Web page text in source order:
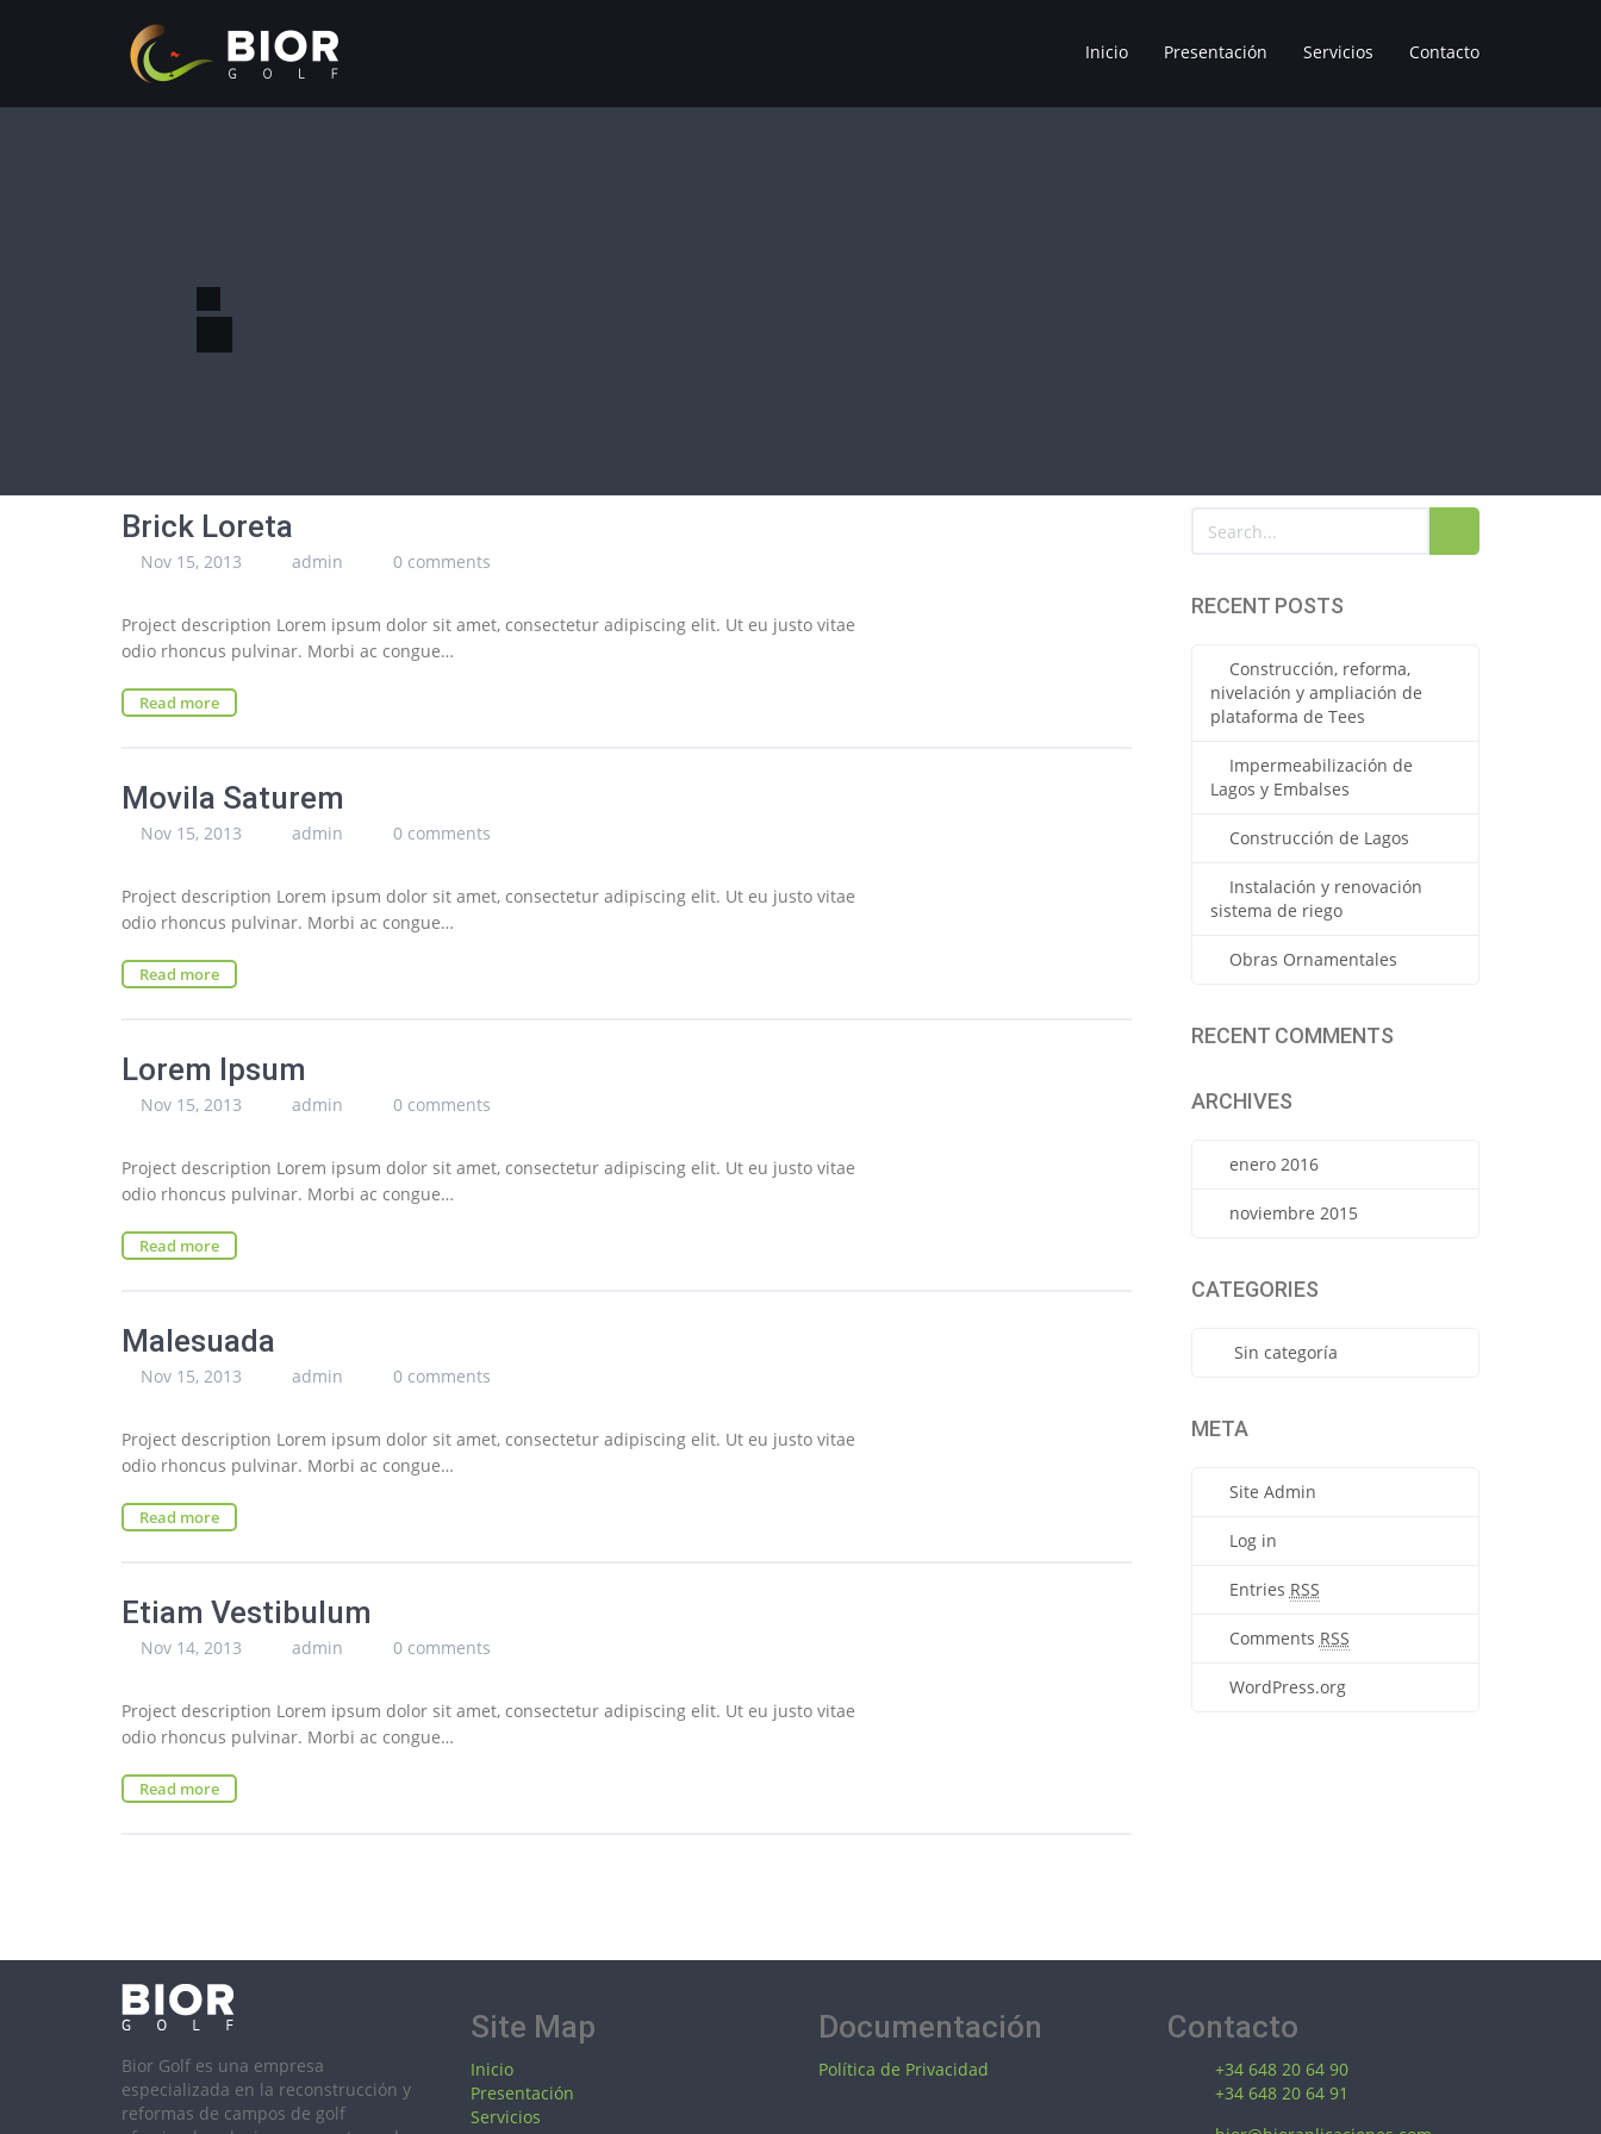
Inicio Presentación Servicios Contacto
RECENT POSTS
Construcción, reforma,
nivelación y ampliación de
plataforma de Tees
Impermeabilización de
Lagos y Embalses
Construcción de Lagos
Instalación y renovación
sistema de riego
Obras Ornamentales
RECENT COMMENTS
ARCHIVES
enero 2016
noviembre 2015
CATEGORIES
Sin categoría
META
Site Admin
Log in
Entries RSS
Comments RSS
WordPress.org
Brick Loreta
Nov 15, 2013 admin 0 comments
Project description Lorem ipsum dolor sit amet, consectetur adipiscing elit. Ut eu justo vitae
odio rhoncus pulvinar. Morbi ac congue…
Read more
Movila Saturem
Nov 15, 2013 admin 0 comments
Project description Lorem ipsum dolor sit amet, consectetur adipiscing elit. Ut eu justo vitae
odio rhoncus pulvinar. Morbi ac congue…
Read more
Lorem Ipsum
Nov 15, 2013 admin 0 comments
Project description Lorem ipsum dolor sit amet, consectetur adipiscing elit. Ut eu justo vitae
odio rhoncus pulvinar. Morbi ac congue…
Read more
Malesuada
Nov 15, 2013 admin 0 comments
Project description Lorem ipsum dolor sit amet, consectetur adipiscing elit. Ut eu justo vitae
odio rhoncus pulvinar. Morbi ac congue…
Read more
Etiam Vestibulum
Nov 14, 2013 admin 0 comments
Project description Lorem ipsum dolor sit amet, consectetur adipiscing elit. Ut eu justo vitae
odio rhoncus pulvinar. Morbi ac congue…
Read more
Bior Golf es una empresa
especializada en la reconstrucción y
reformas de campos de golf
Site Map
Inicio
Presentación
Servicios
Documentación
Política de Privacidad
Contacto
+34 648 20 64 90
+34 648 20 64 91